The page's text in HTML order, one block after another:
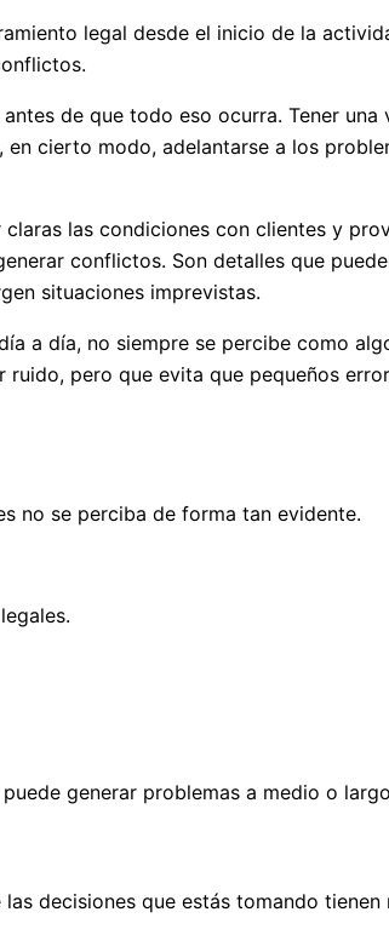
legal desde el inicio de la
de que todo eso ocurra. Tener una
cierto modo, adelantarse a los
las condiciones con clientes y
conflictos. Son detalles que
situaciones imprevistas.
a día, no siempre se percibe como
pero que evita que pequeños
no se perciba de forma tan evidente.
generar problemas a medio o
decisiones que estás tomando tienen